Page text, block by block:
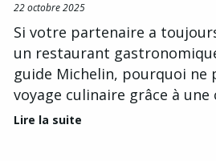
22 octobre 2025
Si votre partenaire a
un restaurant
guide Michelin, pourquoi ne
voyage culinaire grâce à une
Lire la suite